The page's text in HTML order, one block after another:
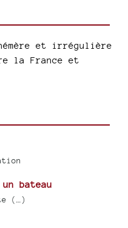
et irrégulière
la France et
bateau
(…)